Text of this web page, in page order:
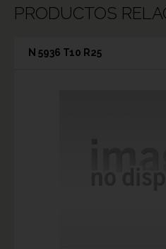
PRODUCTOS
N 5936 T10 R25